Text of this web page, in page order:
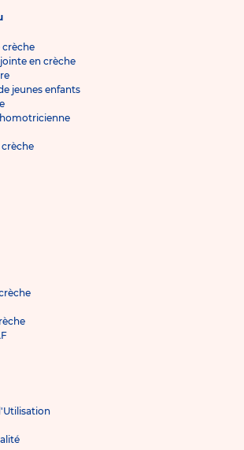
en crèche
jeunes enfants